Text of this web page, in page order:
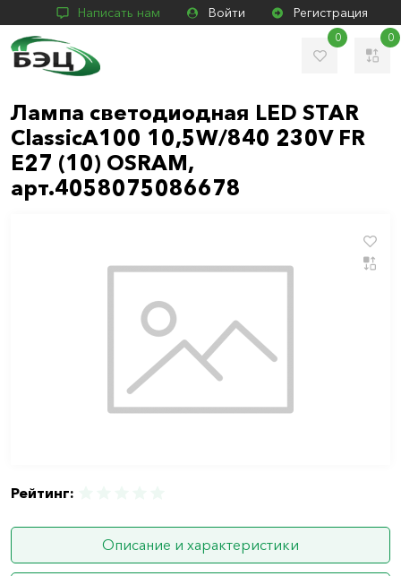
Написать нам Войти Регистрация
0 0
Лампа светодиодная LED STAR
ClassicA100 10,5W/840 230V FR
E27 (10) OSRAM,
арт.4058075086678
Рейтинг:
Описание и характеристики